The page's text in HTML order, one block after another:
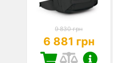
9 830 грн
6 881 грн